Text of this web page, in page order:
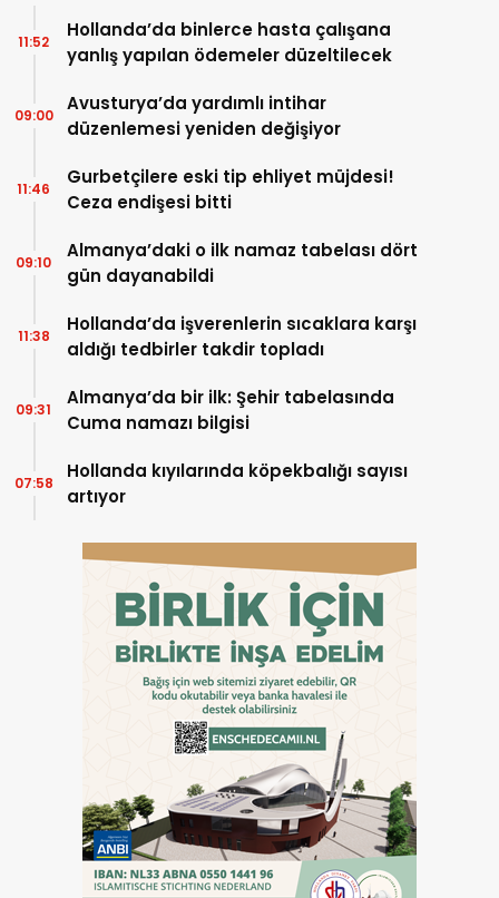
Hollanda’da binlerce hasta çalışana
yanlış yapılan ödemeler düzeltilecek
11:52
Avusturya’da yardımlı intihar
düzenlemesi yeniden değişiyor
09:00
Gurbetçilere eski tip ehliyet müjdesi!
Ceza endişesi bitti
11:46
Almanya’daki o ilk namaz tabelası dört
gün dayanabildi
09:10
Hollanda’da işverenlerin sıcaklara karşı
aldığı tedbirler takdir topladı
11:38
Almanya’da bir ilk: Şehir tabelasında
Cuma namazı bilgisi
09:31
Hollanda kıyılarında köpekbalığı sayısı
artıyor
07:58